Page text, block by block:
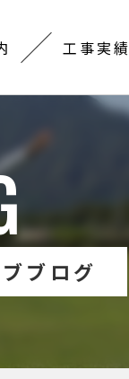
工事実績
ブログ